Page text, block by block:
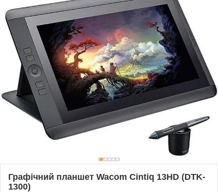
Графічний планшет Wacom Cintiq 13HD (DTK-
1300)